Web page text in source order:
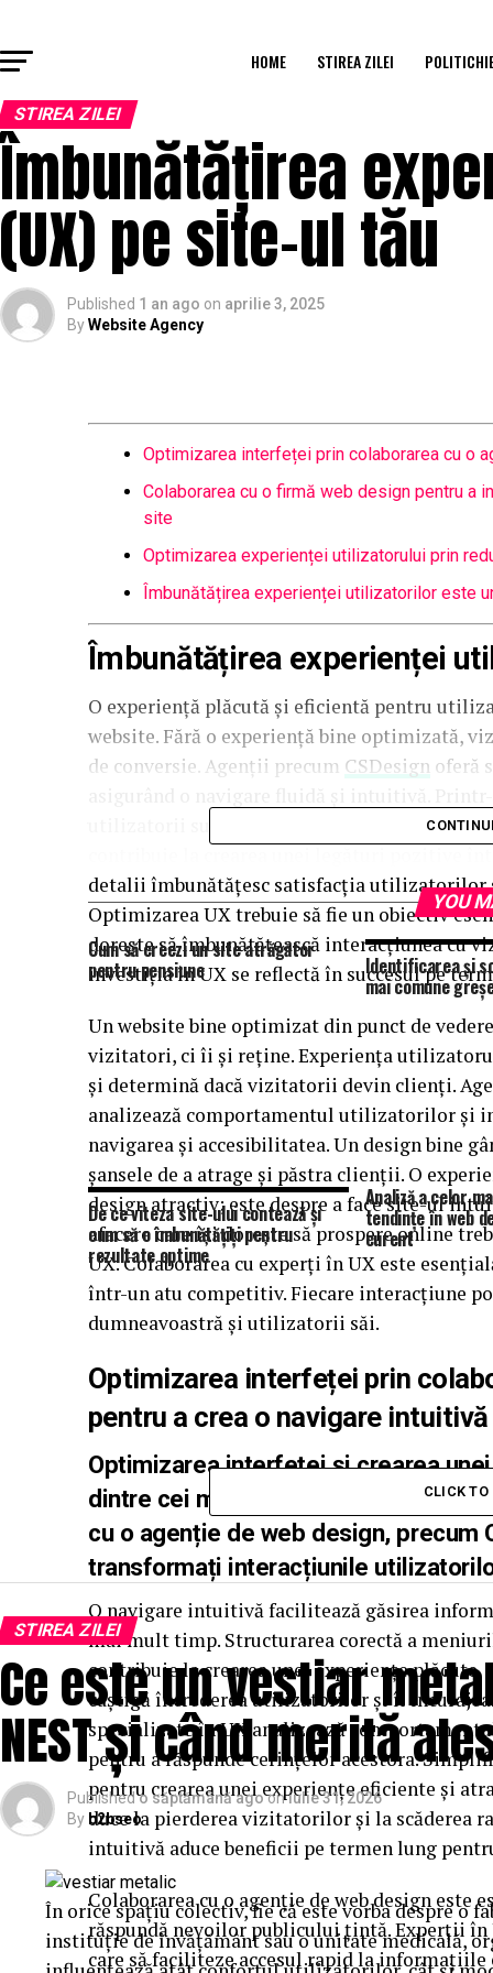
HOME STIREA ZILEI
STIREA ZILEI
Îmbunătățirea
(UX) pe site-ul tău
Published 1 an ago on aprilie 3, 2025
ByWebsite Agency
Optimizarea interfeței prin colaborarea cu o
Colaborarea cu o firmă web design pentru a
site
Optimizarea experienței utilizatorului prin
Îmbunătățirea experienței utilizatorilor este
Îmbunătățirea experienței
O experiență plăcută și eficientă pentru
website. Fără o experiență bine optimizată,
de conversie. Agenții precum CSDesign oferă
utilizatorii sunt ghidați în mod eficient
detalii îmbunătățesc satisfacția utilizatorilor
Optimizarea UX trebuie să fie un obiectiv
dorește să îmbunătățească interacțiunea cu
investiția în UX se reflectă în succesul pe
Un website bine optimizat din punct de
vizitatori, ci îi și reține. Experiența
și determină dacă vizitatorii devin clienți.
analizează comportamentul utilizatorilor și
navigarea și accesibilitatea. Un design bine
șansele de a atrage și păstra clienții. O
design atractiv; este despre a face site-ul
afacere care își dorește să prospere online
UX. Colaborarea cu experți în UX este
într-un atu competitiv. Fiecare interacțiune
dumneavoastră și utilizatorii săi.
Optimizarea interfeței prin
pentru a crea o navigare intuitivă
Optimizarea interfeței și crearea
dintre cei mai importanți factori
cu o agenție de web design, precum
transformați interacțiunile
O navigare intuitivă facilitează găsirea
mai mult timp. Structurarea corectă a
contribuie la crearea unei experiențe plăcute.
câștigă încrederea utilizatorilor și îi
specializate în UX analizează
pentru a răspunde cerințelor acestora.
pentru crearea unei experiențe eficiente și
duce la pierderea vizitatorilor și la scăderea
intuitivă aduce beneficii pe termen lung
Colaborarea cu o agenție de web design este
răspundă nevoilor publicului țintă. Experții
care să faciliteze accesul rapid la
YOU
Cum să creezi un site atrăgător
pentru pensiune Identificarea și
mai comune
De ce viteza site-ului contează și
cum să o îmbunătățiți pentru
rezultate optime
Analiză a celor
tendințe în web
curent
CLICK
STIREA ZILEI
Ce este un vestiar
NEST și când merită
Published o săptămână agooniulie 31, 2026
By b2bseo
În orice spațiu colectiv, fie că este vorba despre o
instituție de învățământ sau o unitate medicală,